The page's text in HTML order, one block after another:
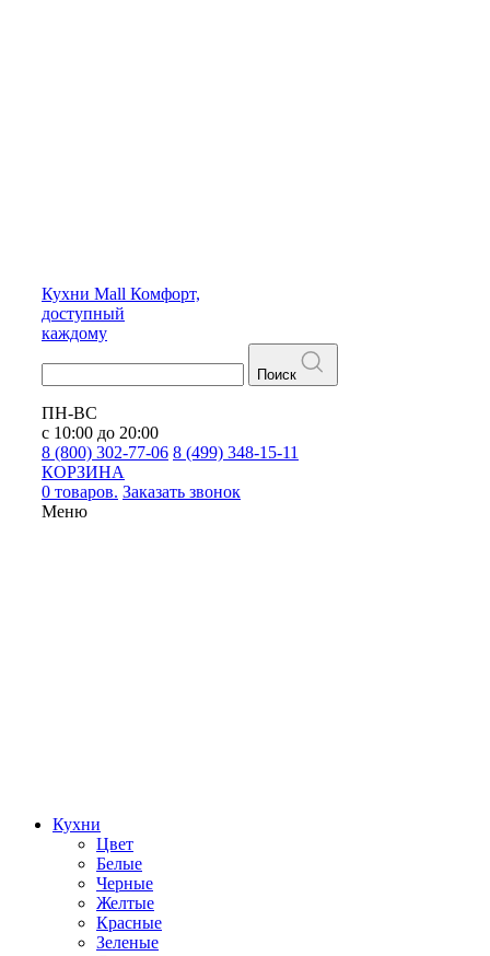
Кухни Mall Комфорт,
доступный
каждому
Поиск
ПН-ВС
с 10:00 до 20:00
8 (800) 302-77-06 8 (499) 348-15-11
КОРЗИНА
0 товаров. Заказать звонок
Меню
Кухни
Цвет
Белые
Черные
Желтые
Красные
Зеленые